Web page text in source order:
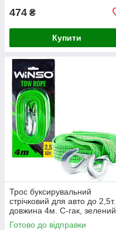
474 ₴
Купити
Трос буксирувальний
стрічковий для авто до 2,5т.
довжина 4м. С-гак, зелений
Winso 132540
Готово до відправки